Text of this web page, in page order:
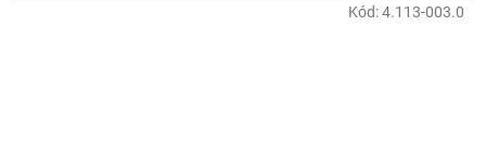
Kód:4.113-003.0